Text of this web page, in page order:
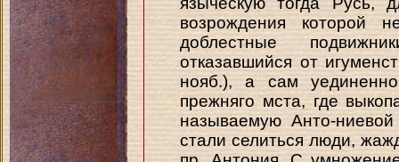
возрождения которой
доблестные
отказавшийся от
нояб.), а сам
прежняго мста, где
называемую Анто-
стали селиться люди,